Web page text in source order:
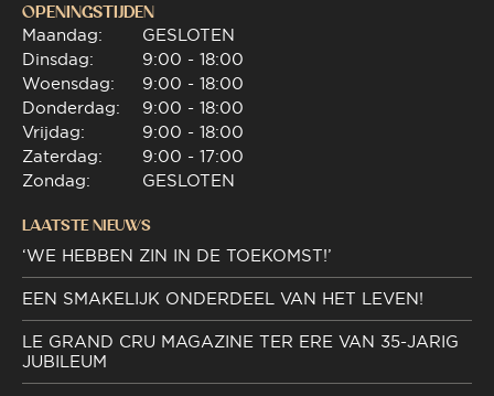
OPENINGSTIJDEN
Maandag:
Dinsdag:
Woensdag:
Donderdag:
Vrijdag:
Zaterdag:
Zondag:
GESLOTEN
9:00 - 18:00
9:00 - 18:00
9:00 - 18:00
9:00 - 18:00
9:00 - 17:00
GESLOTEN
LAATSTE NIEUWS
‘WE HEBBEN ZIN IN DE TOEKOMST!’
EEN SMAKELIJK ONDERDEEL VAN HET LEVEN!
LE GRAND CRU MAGAZINE TER ERE VAN 35-JARIG
JUBILEUM